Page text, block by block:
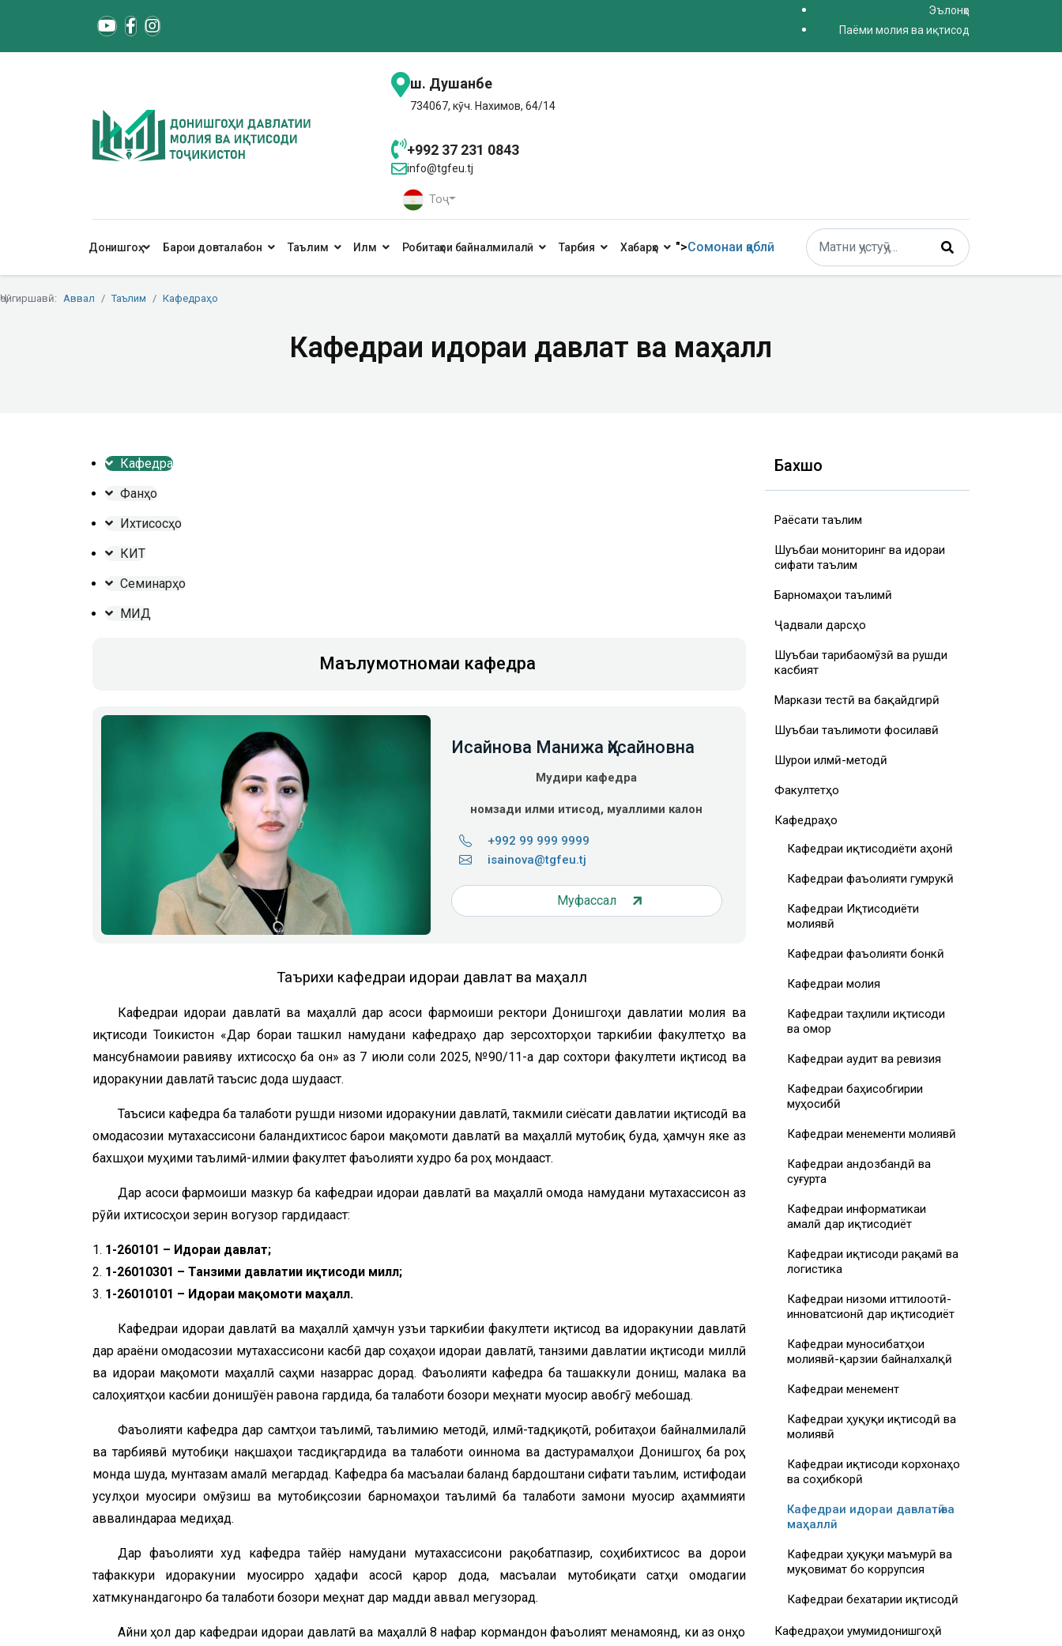
Эълонҳо
Паёми молия ва иқтисод
ш. Душанбе
734067, кӯч. Нахимов, 64/14
+992 37 231 0843
info@tgfeu.tj
Тоҷ
Донишгоҳ Барои довталабон Таълим Илм Робитаҳои байналмилалӣ Тарбия Хабарҳо ">Сомонаи қаблӣ
Поиск
Type 2 or more characters for results.
Ҷойгиршавӣ: Аввал Таълим Кафедраҳо
Кафедраи идораи давлатӣ ва маҳаллӣ
Кафедра
Фанҳо
Ихтисосҳо
КИТ
Семинарҳо
МИД
Маълумотномаи кафедра
Исайнова Манижа Ҳисайновна
Мудири кафедра
номзади илми иқтисод, муаллими калон
+992 99 999 9999
isainova@tgfeu.tj
Муфассал
Таърихи кафедраи идораи давлатӣ ва маҳаллӣ
Кафедраи идораи давлатӣ ва маҳаллӣ дар асоси фармоиши ректори Донишгоҳи давлатии молия ва
иқтисоди Тоҷикистон «Дар бораи ташкил намудани кафедраҳо дар зерсохторҳои таркибии факултетҳо ва
мансубнамоии равияву ихтисосҳо ба он» аз 7 июли соли 2025, №90/11-а дар сохтори факултети иқтисод ва
идоракунии давлатӣ таъсис дода шудааст.
Таъсиси кафедра ба талаботи рушди низоми идоракунии давлатӣ, такмили сиёсати давлатии иқтисодӣ ва
омодасозии мутахассисони баландихтисос барои мақомоти давлатӣ ва маҳаллӣ мутобиқ буда, ҳамчун яке аз
бахшҳои муҳими таълимӣ-илмии факултет фаъолияти худро ба роҳ мондааст.
Дар асоси фармоиши мазкур ба кафедраи идораи давлатӣ ва маҳаллӣ омода намудани мутахассисон аз
рӯйи ихтисосҳои зерин вогузор гардидааст:
1-260101 – Идораи давлатӣ;
1-26010301 – Танзими давлатии иқтисоди миллӣ;
1-26010101 – Идораи мақомоти маҳаллӣ.
Кафедраи идораи давлатӣ ва маҳаллӣ ҳамчун ҷузъи таркибии факултети иқтисод ва идоракунии давлатӣ
дар ҷараёни омодасозии мутахассисони касбӣ дар соҳаҳои идораи давлатӣ, танзими давлатии иқтисоди миллӣ
ва идораи мақомоти маҳаллӣ саҳми назаррас дорад. Фаъолияти кафедра ба ташаккули дониш, малака ва
салоҳиятҳои касбии донишҷӯён равона гардида, ба талаботи бозори меҳнати муосир ҷавобгӯ мебошад.
Фаъолияти кафедра дар самтҳои таълимӣ, таълимию методӣ, илмӣ-тадқиқотӣ, робитаҳои байналмилалӣ
ва тарбиявӣ мутобиқи нақшаҳои тасдиқгардида ва талаботи оиннома ва дастурамалҳои Донишгоҳ ба роҳ
монда шуда, мунтазам амалӣ мегардад. Кафедра ба масъалаи баланд бардоштани сифати таълим, истифодаи
усулҳои муосири омӯзиш ва мутобиқсозии барномаҳои таълимӣ ба талаботи замони муосир аҳаммияти
аввалиндараҷа медиҳад.
Дар фаъолияти худ кафедра тайёр намудани мутахассисони рақобатпазир, соҳибихтисос ва дорои
тафаккури идоракунии муосирро ҳадафи асосӣ қарор дода, масъалаи мутобиқати сатҳи омодагии
хатмкунандагонро ба талаботи бозори меҳнат дар мадди аввал мегузорад.
Айни ҳол дар кафедраи идораи давлатӣ ва маҳаллӣ 8 нафар кормандон фаъолият менамоянд, ки аз онҳо
Бахшҳо
Раёсати таълим
Шуъбаи мониторинг ва идораи
сифати таълим
Барномаҳои таълимӣ
Ҷадвали дарсҳо
Шуъбаи таҷрибаомӯзӣ ва рушди
касбият
Маркази тестӣ ва бақайдгирӣ
Шуъбаи таълимоти фосилавӣ
Шурои илмӣ-методӣ
Факултетҳо
Кафедраҳо
Кафедраи иқтисодиёти ҷаҳонӣ
Кафедраи фаъолияти гумрукӣ
Кафедраи Иқтисодиёти
молиявӣ
Кафедраи фаъолияти бонкӣ
Кафедраи молия
Кафедраи таҳлили иқтисоди
ва омор
Кафедраи аудит ва ревизия
Кафедраи баҳисобгирии
муҳосибӣ
Кафедраи менеҷменти молиявӣ
Кафедраи андозбандӣ ва
суғурта
Кафедраи информатикаи
амалӣ дар иқтисодиёт
Кафедраи иқтисоди рақамӣ ва
логистика
Кафедраи низоми иттилоотӣ-
инноватсионӣ дар иқтисодиёт
Кафедраи муносибатҳои
молиявӣ-қарзии байналхалқӣ
Кафедраи менеҷмент
Кафедраи ҳуқуқи иқтисодӣ ва
молиявӣ
Кафедраи иқтисоди корхонаҳо
ва соҳибкорӣ
Кафедраи идораи давлатӣ ва
маҳаллӣ
Кафедраи ҳуқуқи маъмурӣ ва
муқовимат бо коррупсия
Кафедраи бехатарии иқтисодӣ
Кафедраҳои умумидонишгоҳӣ